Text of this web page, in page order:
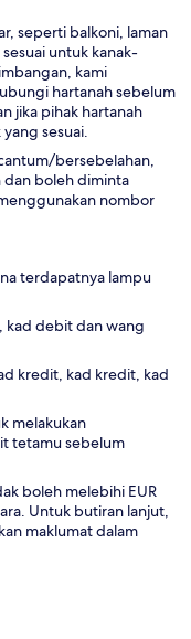
seperti balkoni, laman
untuk kanak-
kami
hartanah sebelum
jika pihak hartanah
sesuai.
bersebelahan,
boleh diminta
nombor
terdapatnya lampu
kad debit dan wang
kredit, kad kredit, kad
melakukan
tetamu sebelum
boleh melebihi EUR
Untuk butiran lanjut,
maklumat dalam